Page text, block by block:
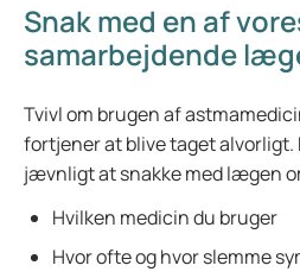
Snak med en af
samarbejdende
Tvivl om brugen af
fortjener at blive taget
jævnligt at snakke med lægen
Hvilken medicin du bruger
Hvor ofte og hvor slemme